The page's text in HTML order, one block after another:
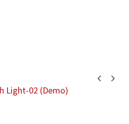
 
Light-02 (Demo)